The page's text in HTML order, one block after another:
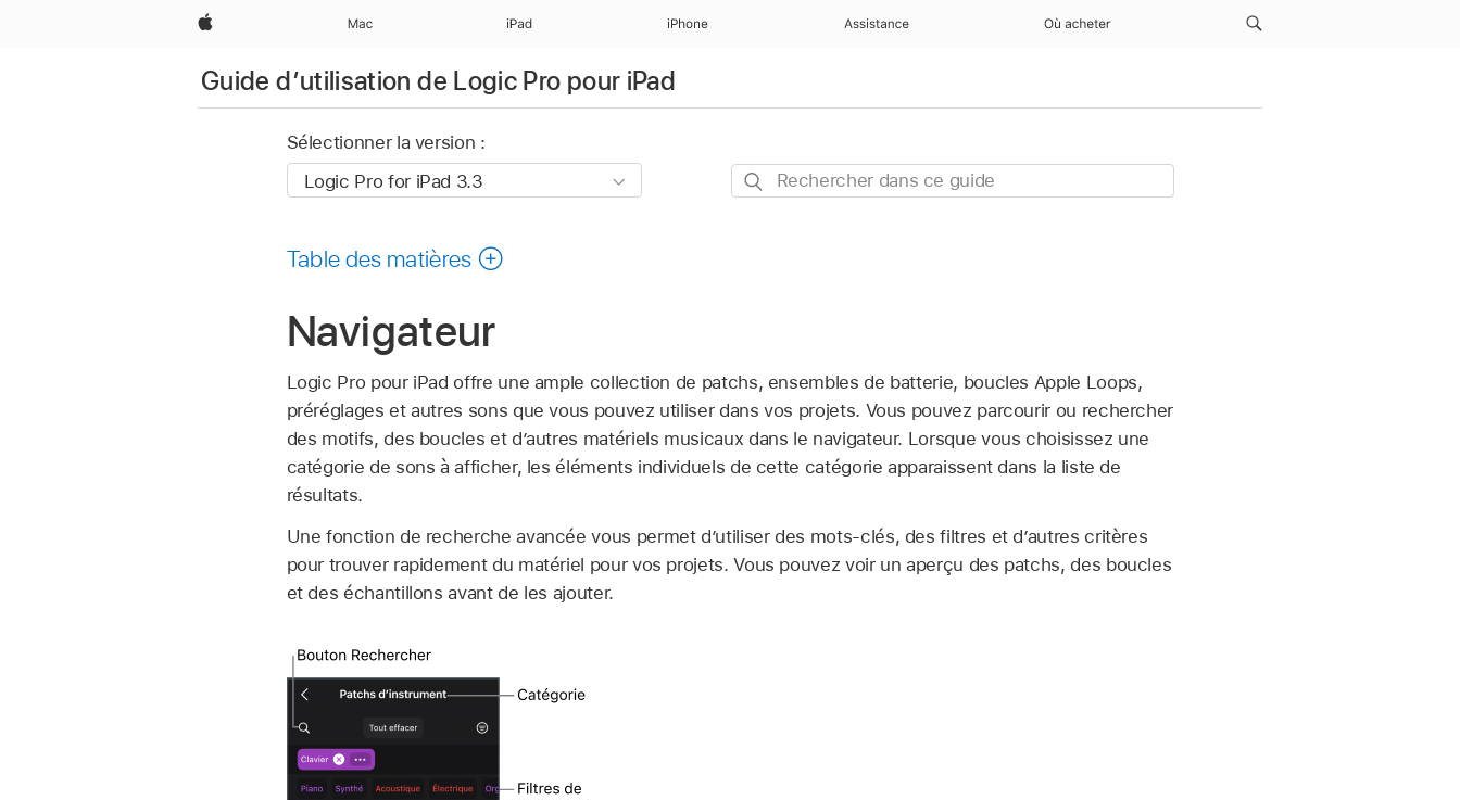
Apple Mac iPad iPhone Assistance Où acheter
Guide d’utilisation de Logic Pro pour iPad
Sélectionner la version :
Rechercher
Table des matières
Navigateur
Logic Pro pour iPad offre une ample collection de patchs, ensembles de batterie, boucles Apple Loops,
préréglages et autres sons que vous pouvez utiliser dans vos projets. Vous pouvez parcourir ou rechercher
des motifs, des boucles et d’autres matériels musicaux dans le navigateur. Lorsque vous choisissez une
catégorie de sons à afficher, les éléments individuels de cette catégorie apparaissent dans la liste de
résultats.
Une fonction de recherche avancée vous permet d’utiliser des mots-clés, des filtres et d’autres critères
pour trouver rapidement du matériel pour vos projets. Vous pouvez voir un aperçu des patchs, des boucles
et des échantillons avant de les ajouter.